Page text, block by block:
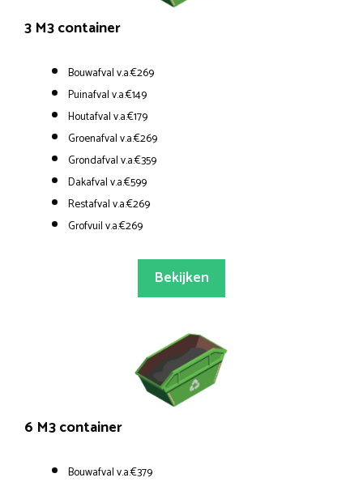
3 M3 container
Bouwafval v.a.€269
Puinafval v.a.€149
Houtafval v.a.€179
Groenafval v.a.€269
Grondafval v.a.€359
Dakafval v.a.€599
Restafval v.a.€269
Grofvuil v.a.€269
Bekijken
6 M3 container
Bouwafval v.a.€379